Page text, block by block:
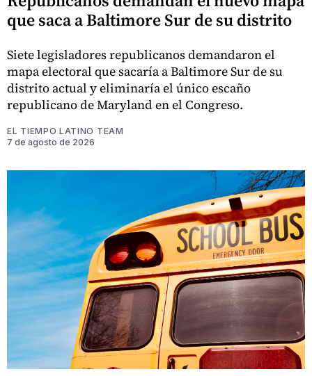
que saca a Baltimore Sur de su distrito
Siete legisladores republicanos demandaron el
mapa electoral que sacaría a Baltimore Sur de su
distrito actual y eliminaría el único escaño
republicano de Maryland en el Congreso.
EL TIEMPO LATINO TEAM
7 de agosto de 2026